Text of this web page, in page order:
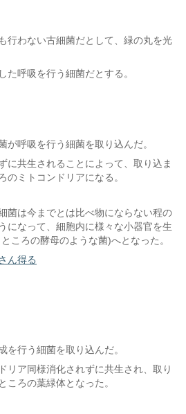
行わない古細菌だとして、緑の丸を光
た呼吸を行う細菌だとする。
が呼吸を行う細菌を取り込んだ。
に共生されることによって、取り込ま
のミトコンドリアになる。
菌は今までとは比べ物にならない程の
になって、細胞内に様々な小器官を生
ころの酵母のような菌)へとなった。
ん得る
を行う細菌を取り込んだ。
リア同様消化されずに共生され、取り
ころの葉緑体となった。